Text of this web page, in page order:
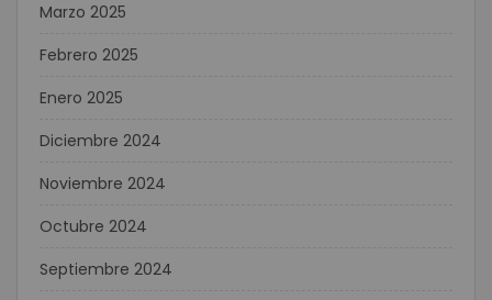
Marzo 2025
Febrero 2025
Enero 2025
Diciembre 2024
Noviembre 2024
Octubre 2024
Septiembre 2024